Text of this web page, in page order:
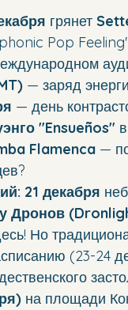
грянет
Pop
— заряд
— день
"Ensueños"
Flamenca —
21 декабря
Дронов
Но
(23-24
на площади